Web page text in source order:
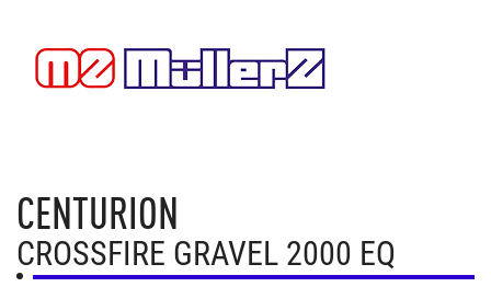
CENTURION
CROSSFIRE GRAVEL 2000 EQ